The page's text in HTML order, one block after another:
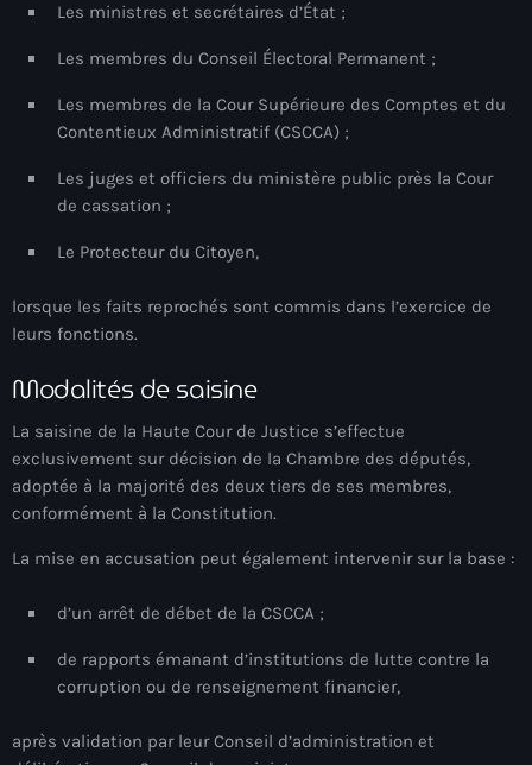
juillet 2024
juin 2024
mai 2024
Catégories
: Internet Haiti
‘Pwogram Biden
“Viv Ansanm”
#freecarel
#HPK
#NouBoukeTann
Les ministres et secrétaires d’État ;
Les membres du Conseil Électoral Permanent ;
Les membres de la Cour Supérieure des Comptes et du
Contentieux Administratif (CSCCA) ;
Les juges et officiers du ministère public près la Cour
de cassation ;
Le Protecteur du Citoyen,
lorsque les faits reprochés sont commis dans l’exercice de
leurs fonctions.
Modalités de saisine
La saisine de la Haute Cour de Justice s’effectue
exclusivement sur décision de la Chambre des députés,
adoptée à la majorité des deux tiers de ses membres,
conformément à la Constitution.
La mise en accusation peut également intervenir sur la base :
d’un arrêt de débet de la CSCCA ;
de rapports émanant d’institutions de lutte contre la
corruption ou de renseignement financier,
après validation par leur Conseil d’administration et